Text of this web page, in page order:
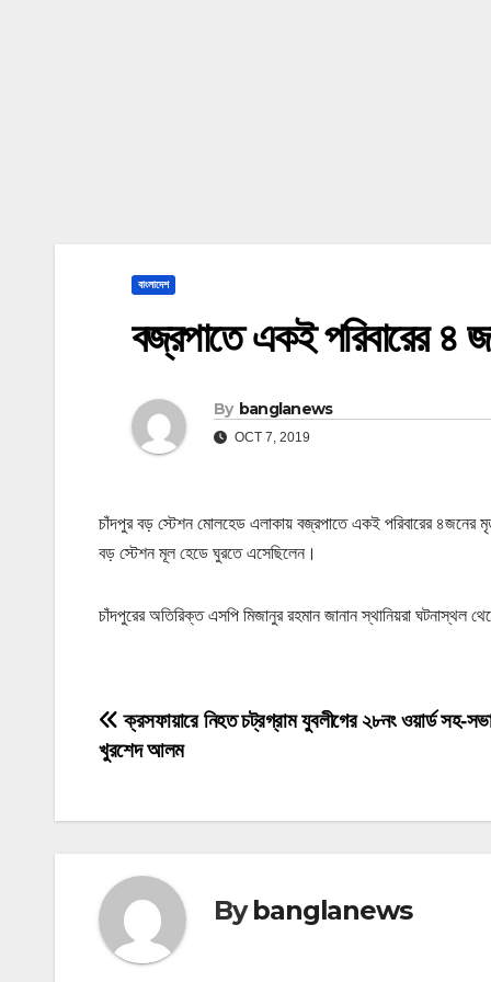
বাংলাদেশ
বজ্রপাতে একই পরিবারের ৪
By banglanews
OCT 7, 2019
চাঁদপুর বড় স্টেশন মোলহেড এলাকায় বজ্রপাতে একই পরিবারের ৪জনের
বড় স্টেশন মূল হেডে ঘুরতে এসেছিলেন।
চাঁদপুরের অতিরিক্ত এসপি মিজানুর রহমান জানান স্থানিয়রা ঘটনাস্থল
P
o
s
n
a
ক্রসফায়ারে নিহত চট্রগ্রাম যুবলীগের ২৮নং ওয়ার্ড সহ-
খুরশেদ আলম
Bybanglanews